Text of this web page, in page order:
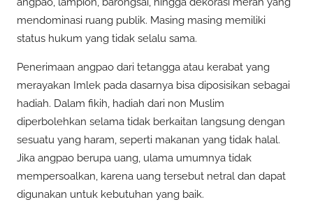
mendominasi ruang publik. Masing masing memiliki
status hukum yang tidak selalu sama.
Penerimaan angpao dari tetangga atau kerabat yang
merayakan Imlek pada dasarnya bisa diposisikan sebagai
hadiah. Dalam fikih, hadiah dari non Muslim
diperbolehkan selama tidak berkaitan langsung dengan
sesuatu yang haram, seperti makanan yang tidak halal.
Jika angpao berupa uang, ulama umumnya tidak
mempersoalkan, karena uang tersebut netral dan dapat
digunakan untuk kebutuhan yang baik.